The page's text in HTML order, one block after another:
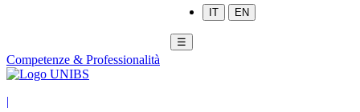
IT EN
☰
Competenze & Professionalità
|